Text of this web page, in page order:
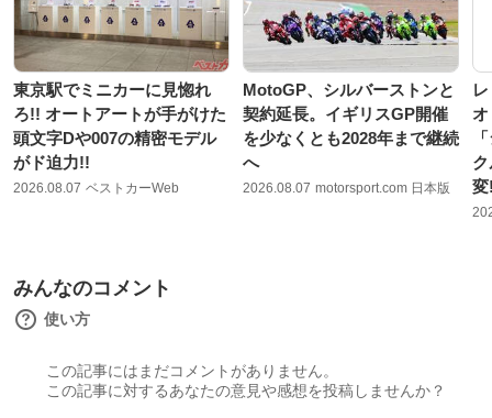
東京駅でミニカーに見惚れ
ろ!! オートアートが手がけた
頭文字Dや007の精密モデル
がド迫力!!
2026.08.07 ベストカーWeb
MotoGP、シルバーストンと
契約延長。イギリスGP開催
を少なくとも2028年まで継続
へ
2026.08.07 motorsport.com 日本版
みんなのコメント
使い方
この記事にはまだコメントがありません。
この記事に対するあなたの意見や感想を投稿しませんか？